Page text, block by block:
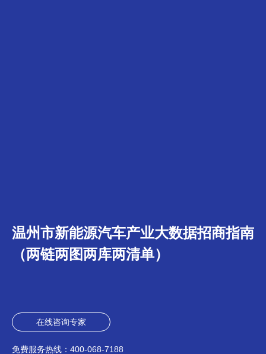
温州市新能源汽车产业大数据招商指南
（两链两图两库两清单）
在线咨询专家
免费服务热线： 400-068-7188